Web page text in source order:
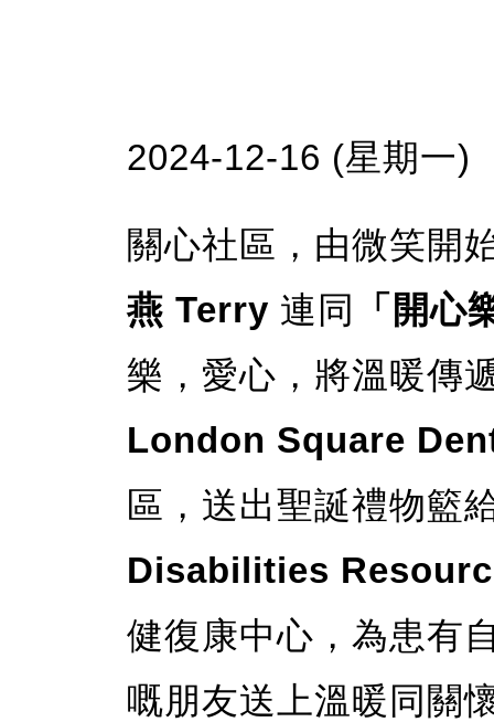
2024-12-16 (星期一)
關心社區，由微笑開
燕 Terry 連同
「開
樂，愛心，將溫暖傳
London Square
區，送出聖誕禮物籃
Disabilities
健復康中心，為患有
嘅朋友送上溫暖同關